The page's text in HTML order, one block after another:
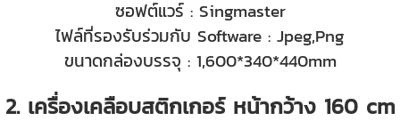
ซอฟต์แวร์ : Singmaster
ไฟล์ที่รองรับร่วมกับ Software : Jpeg,Png
ขนาดกล่องบรรจุ : 1,600*340*440mm
2. เครื่องเคลือบสติกเกอร์ หน้ากว้าง 160 cm